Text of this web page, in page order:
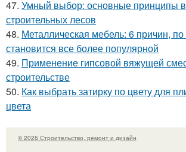
47. Умный выбор: основные принципы
строительных лесов
48. Металлическая мебель: 6 причин,
становится все более популярной
49. Применение гипсовой вяжущей
строительстве
50. Как выбрать затирку по цвету для
цвета
© 2026 Строительство, ремонт и дизайн